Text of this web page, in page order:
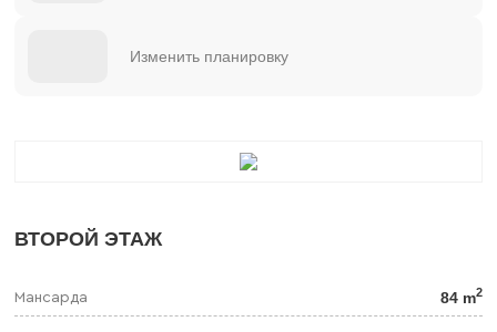
Изменить планировку
ВТОРОЙ ЭТАЖ
Мансарда 84 m2